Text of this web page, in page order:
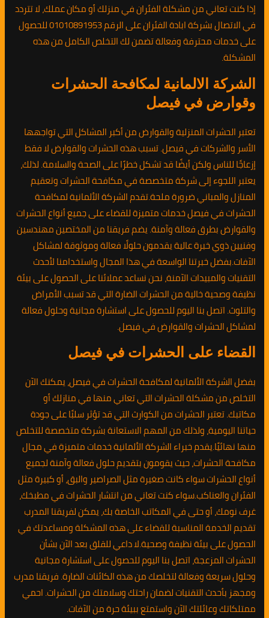
إذا كنت تعاني من مشكلة الفئران في منزلك أو مكان عملك، لا تتردد
في الاتصال بشركة ابادة الفئران على الرقم 01010891953 للحصول
على خدمات محترفة وفعالة تضمن لك التخلص الكامل من هذه
المشكلة.
الشركة الالمانية لمكافحة الحشرات
وقوارض في فيصل
تعتبر الحشرات المنزلية والقوارض من أكبر المشاكل التي تواجهها
الأسر والشركات في فيصل. تسبب هذه الحشرات والقوارض لا فقط
إزعاجًا للناس ولكن أيضًا قد تشكل خطرًا على الصحة والسلامة. لذلك،
يعتبر اللجوء إلى شركة متخصصة في مكافحة الحشرات وتعقيم
المنازل والمباني ضرورة ملحة.تقدم الشركة الألمانية لمكافحة
الحشرات في فيصل خدمات متميزة للقضاء على جميع أنواع الحشرات
والقوارض بطرق فعالة وآمنة. يضم فريقنا من المختصين مهندسين
وفنيين ذوي خبرة عالية يقدمون حلولًا فعالة وموثوقة لمشاكل
الآفات.بفضل خبرتنا الواسعة في هذا المجال واستخدامنا لأحدث
التقنيات والمبيدات الآمنة، نحن نساعد عملائنا على الحصول على بيئة
نظيفة وصحية خالية من الحشرات الضارة التي قد تسبب الأمراض
والتلوث. اتصل بنا اليوم للحصول على استشارة مجانية وحلول فعالة
لمشاكل الحشرات والقوارض في فيصل.
القضاء على الحشرات في فيصل
بفضل الشركة الألمانية لمكافحة الحشرات في فيصل، يمكنك الآن
التخلص من مشكلة الحشرات التي تعاني منها في منازلك أو
مكاتبك. تعتبر الحشرات من الكوارث التي قد تؤثر سلبًا على جودة
حياتنا اليومية، ولذلك من المهم الاستعانة بشركة متخصصة للتخلص
منها نهائيًا.يقدم خبراء الشركة الألمانية خدمات متميزة في مجال
مكافحة الحشرات، حيث يقومون بتقديم حلول فعالة وآمنة لجميع
أنواع الحشرات سواء كانت صغيرة مثل الصراصير والبق، أو كبيرة مثل
الفئران والعناكب.سواء كنت تعاني من انتشار الحشرات في مطبخك،
غرف نومك، أو حتى في المكاتب الخاصة بك، يمكن لفريقنا المدرب
تقديم الخدمة المناسبة للقضاء على هذه المشكلة ومساعدتك في
الحصول على بيئة نظيفة وصحية.لا داعي للقلق بعد الآن بشأن
الحشرات المزعجة، اتصل بنا اليوم للحصول على استشارة مجانية
وحلول سريعة وفعالة لتخلصك من هذه الكائنات الضارة. فريقنا مدرب
ومجهز بأحدث التقنيات لضمان راحتك وسلامتك من الحشرات. احمي
ممتلكاتك وعائلتك الآن واستمتع ببيئة حرة من الآفات.